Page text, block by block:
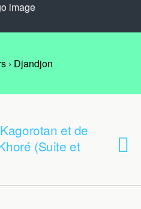
› Djandjon
et de
(Suite et